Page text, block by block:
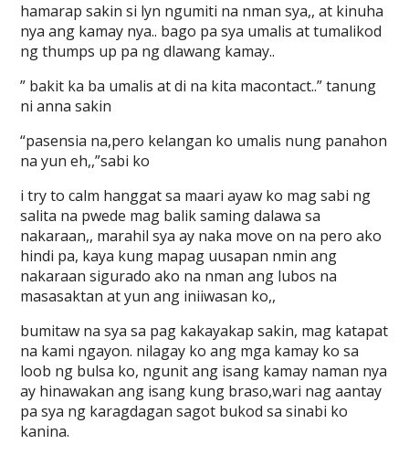
hamarap sakin si lyn ngumiti na nman sya,, at kinuha
nya ang kamay nya.. bago pa sya umalis at tumalikod
ng thumps up pa ng dlawang kamay..
” bakit ka ba umalis at di na kita macontact..” tanung
ni anna sakin
“pasensia na,pero kelangan ko umalis nung panahon
na yun eh,,”sabi ko
i try to calm hanggat sa maari ayaw ko mag sabi ng
salita na pwede mag balik saming dalawa sa
nakaraan,, marahil sya ay naka move on na pero ako
hindi pa, kaya kung mapag uusapan nmin ang
nakaraan sigurado ako na nman ang lubos na
masasaktan at yun ang iniiwasan ko,,
bumitaw na sya sa pag kakayakap sakin, mag katapat
na kami ngayon. nilagay ko ang mga kamay ko sa
loob ng bulsa ko, ngunit ang isang kamay naman nya
ay hinawakan ang isang kung braso,wari nag aantay
pa sya ng karagdagan sagot bukod sa sinabi ko
kanina.